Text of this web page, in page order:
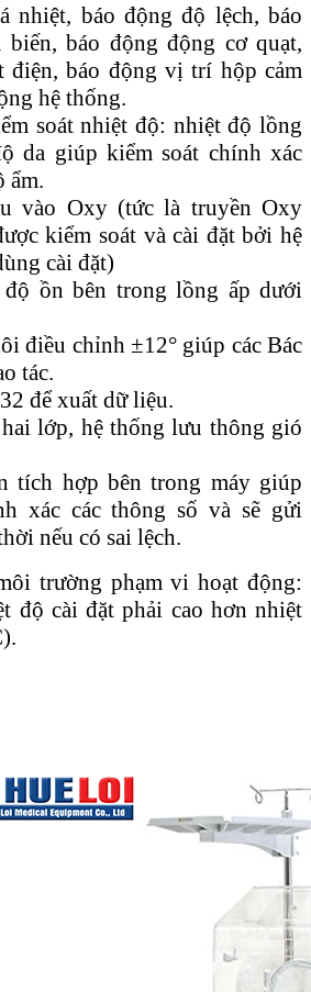
nhiệt, báo động độ lệch, báo
báo động động cơ quạt,
điện, báo động vị trí hộp cảm
hệ thống.
soát nhiệt độ: nhiệt độ lồng
da giúp kiểm soát chính xác
ẩm.
vào Oxy (tức là truyền Oxy
kiểm soát và cài đặt bởi hệ
cài đặt)
ồn bên trong lồng ấp dưới
điều chỉnh ±12° giúp các Bác
tác.
để xuất dữ liệu.
lớp, hệ thống lưu thông gió
tích hợp bên trong máy giúp
xác các thông số và sẽ gửi
nếu có sai lệch.
trường phạm vi hoạt động:
độ cài đặt phải cao hơn nhiệt